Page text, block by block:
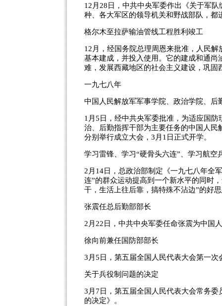
12月28日，中共中央军委作出《关于军
种、各大军区的领导机关和野战部队，
格尔木至拉萨输油管线工程胜利竣工
12月，经国务院总理周恩来批准，人民
基本建成，并投入使用。它的建成和通
难，发展西藏地区的社会主义建设，巩固
一九七八年
中国人民解放军军事学院、政治学院、后
1月5日，经中共央军委批准，为适应国
治、后勤指挥干部为主要任务的中国人
分别举行成立大会，3月1日正式开学。
学习雷锋、学习“硬骨头六连”、学习航空
2月14日，总政治部制定《一九七八年全
连”的群众运动提高到一个新水平的同时
干，生活上往后靠，搞特殊不沾边”的好
张震任总后勤部部长
2月22日，中共中央军委任命张震为中国
徐向前兼任国防部部长
3月5日，第五届全国人民代表大会第一
关于兵役制问题的决定
3月7日，第五届全国人民代表大会常务
的决定》。